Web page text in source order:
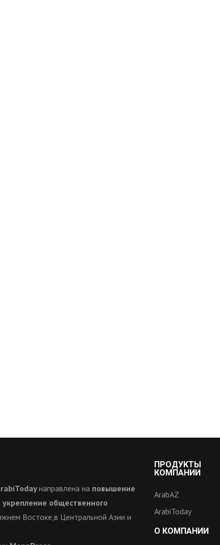
направлена на повышение
укрепление общественного
Востоке,в Центральной Азии и
ПРОДУКТЫ
КОМПАНИИ
ArabAZ
ArabiToday
О КОМПАНИИ